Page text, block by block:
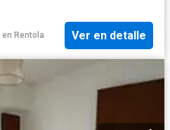
en Rentola Ver en detalle